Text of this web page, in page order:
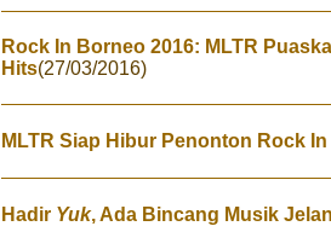
Rock In Borneo 2016: MLTR
Hits(27/03/2016)
MLTR Siap Hibur Penonton Rock
Hadir Yuk, Ada Bincang Musik